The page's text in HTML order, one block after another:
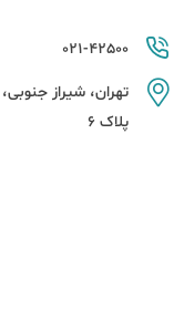
021-42500
پلاک 6